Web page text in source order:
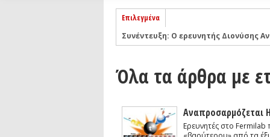
Επιλεγμένα
Συνέντευξη: Ο ερευνητής Διονύσης
ΝΕLIOTA: Το ερευνητικό
Podcast: Συζήτηση με τον
Podcast: Ο Διονύσης Σιμόπουλος
Άρθρο με αφορμή το Nobel Φυσικής
Συνέντευξη: Το ελληνικό
Όλα τα άρθρα με
Αναπροσαρμόζεται
Ερευνητές στο Fermilab